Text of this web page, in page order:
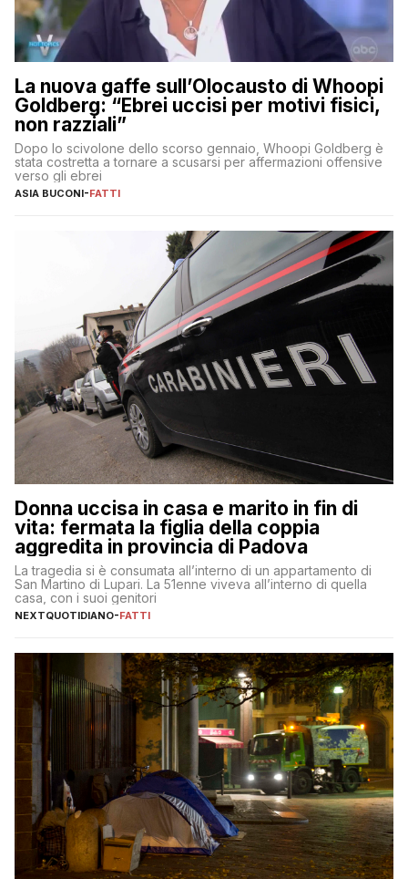
La nuova gaffe sull’Olocausto di Whoopi
Goldberg: “Ebrei uccisi per motivi fisici,
non razziali”
Dopo lo scivolone dello scorso gennaio, Whoopi Goldberg è
stata costretta a tornare a scusarsi per affermazioni offensive
verso gli ebrei
ASIA BUCONI-FATTI
Donna uccisa in casa e marito in fin di
vita: fermata la figlia della coppia
aggredita in provincia di Padova
La tragedia si è consumata all’interno di un appartamento di
San Martino di Lupari. La 51enne viveva all’interno di quella
casa, con i suoi genitori
NEXTQUOTIDIANO-FATTI